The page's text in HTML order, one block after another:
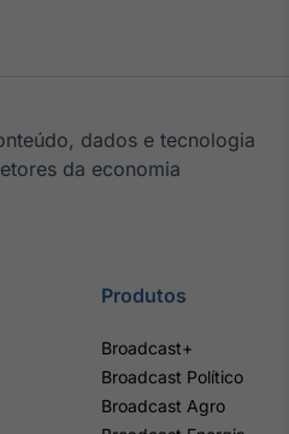
dados e tecnologia
da economia
Produtos
Broadcast+
Broadcast Político
Broadcast Agro